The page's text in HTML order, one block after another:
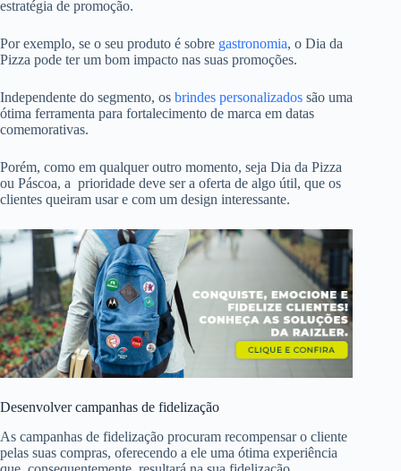
estratégia de promoção.
Por exemplo, se o seu produto é sobre gastronomia, o Dia da
Pizza pode ter um bom impacto nas suas promoções.
Independente do segmento, os brindes personalizados são uma
ótima ferramenta para fortalecimento de marca em datas
comemorativas.
Porém, como em qualquer outro momento, seja Dia da Pizza
ou Páscoa, a prioridade deve ser a oferta de algo útil, que os
clientes queiram usar e com um design interessante.
Desenvolver campanhas de fidelização
As campanhas de fidelização procuram recompensar o cliente
pelas suas compras, oferecendo a ele uma ótima experiência